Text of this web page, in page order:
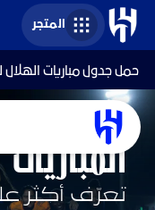
المتجر
حمل جدول مباريات الهلال
فريق السيدات
المباريات
تعرّف أكثر